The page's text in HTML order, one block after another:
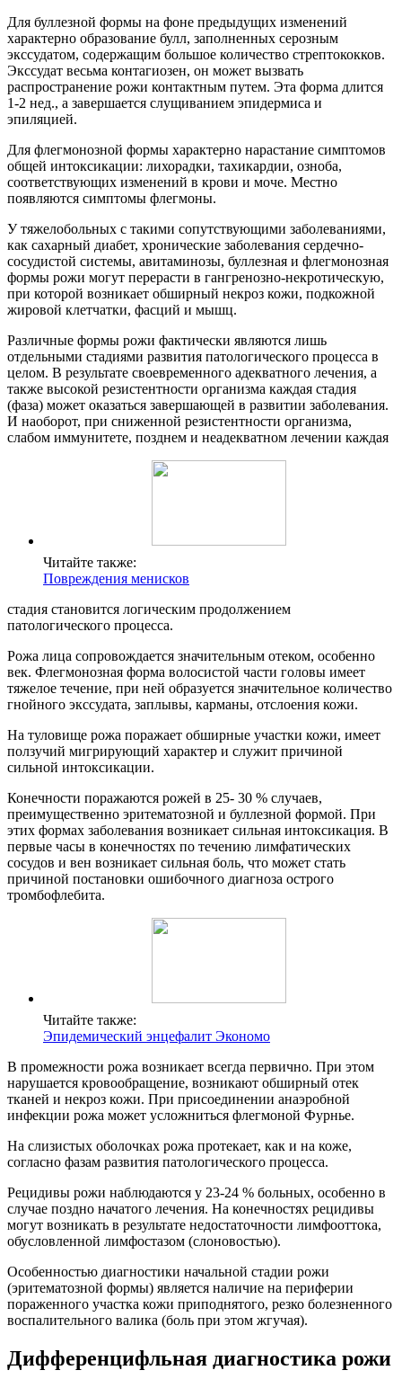
Для буллезной формы на фоне предыдущих изменений
характерно образование булл, заполненных серозным
экссудатом, содержащим большое количество стрептококков.
Экссудат весьма контагиозен, он может вызвать
распространение рожи контактным путем. Эта форма длится
1-2 нед., а завершается слущиванием эпидермиса и
эпиляцией.
Для флегмонозной формы характерно нарастание симптомов
общей интоксикации: лихорадки, тахикардии, озноба,
соответствующих изменений в крови и моче. Местно
появляются симптомы флегмоны.
У тяжелобольных с такими сопутствующими заболеваниями,
как сахарный диабет, хронические заболевания сердечно-
сосудистой системы, авитаминозы, буллезная и флегмонозная
формы рожи могут перерасти в гангренозно-некротическую,
при которой возникает обширный некроз кожи, подкожной
жировой клетчатки, фасций и мышц.
Различные формы рожи фактически являются лишь
отдельными стадиями развития патологического процесса в
целом. В результате своевременного адекватного лечения, а
также высокой резистентности организма каждая стадия
(фаза) может оказаться завершающей в развитии заболевания.
И наоборот, при сниженной резистентности организма,
слабом иммунитете, позднем и неадекватном лечении каждая
Читайте также:
Повреждения менисков
стадия становится логическим продолжением
патологического процесса.
Рожа лица сопровождается значительным отеком, особенно
век. Флегмонозная форма волосистой части головы имеет
тяжелое течение, при ней образуется значительное количество
гнойного экссудата, заплывы, карманы, отслоения кожи.
На туловище рожа поражает обширные участки кожи, имеет
ползучий мигрирующий характер и служит причиной
сильной интоксикации.
Конечности поражаются рожей в 25- 30 % случаев,
преимущественно эритематозной и буллезной формой. При
этих формах заболевания возникает сильная интоксикация. В
первые часы в конечностях по течению лимфатических
сосудов и вен возникает сильная боль, что может стать
причиной постановки ошибочного диагноза острого
тромбофлебита.
Читайте также:
Эпидемический энцефалит Экономо
В промежности рожа возникает всегда первично. При этом
нарушается кровообращение, возникают обширный отек
тканей и некроз кожи. При присоединении анаэробной
инфекции рожа может усложниться флегмоной Фурнье.
На слизистых оболочках рожа протекает, как и на коже,
согласно фазам развития патологического процесса.
Рецидивы рожи наблюдаются у 23-24 % больных, особенно в
случае поздно начатого лечения. На конечностях рецидивы
могут возникать в результате недостаточности лимфооттока,
обусловленной лимфостазом (слоновостью).
Особенностью диагностики начальной стадии рожи
(эритематозной формы) является наличие на периферии
пораженного участка кожи приподнятого, резко болезненного
воспалительного валика (боль при этом жгучая).
Дифференцифльная диагностика рожи